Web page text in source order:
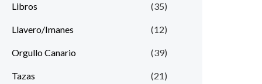
Libros (35)
Llavero/Imanes (12)
Orgullo Canario (39)
Tazas (21)